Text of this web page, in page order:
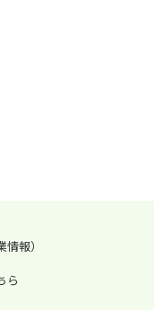
報）
ら